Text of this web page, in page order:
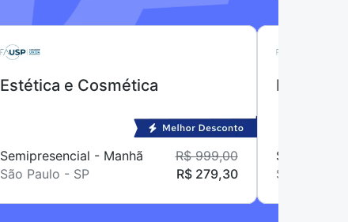
Estética e Cosmética
Semipresencial - Manhã
São Paulo - SP
R$ 999,00
R$ 279,30
Letras
São Paulo -